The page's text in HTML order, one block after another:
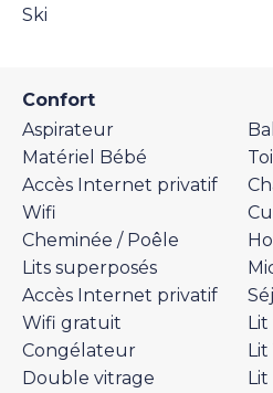
Ski
Confort
Aspirateur
Matériel Bébé
Accès Internet privatif
Wifi
Cheminée / Poêle
Lits superposés
Accès Internet privatif
Wifi gratuit
Congélateur
Double vitrage
Lit
Lit
Lit